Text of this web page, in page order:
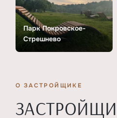
Парк Покровское-
Стрешнево
О ЗАСТРОЙЩИКЕ